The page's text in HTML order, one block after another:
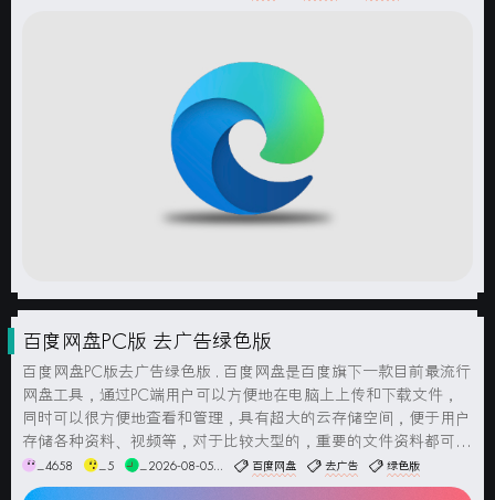
百度网盘PC版 去广告绿色版
百度网盘PC版去广告绿色版 . 百度网盘是百度旗下一款目前最流行
网盘工具，通过PC端用户可以方便地在电脑上上传和下载文件，
同时可以很方便地查看和管理，具有超大的云存储空间，便于用户
存储各种资料、视频等，对于比较大型的，重要的文件资料都可以
传输到网盘中，可以上传到网盘备份，防止文件在电脑上被删除或
者丢失，支持文件共享功能，关注添加好友，可以与你的好友...
_4658 _5 _2026-08-05... 百度网盘 去广告 绿色版